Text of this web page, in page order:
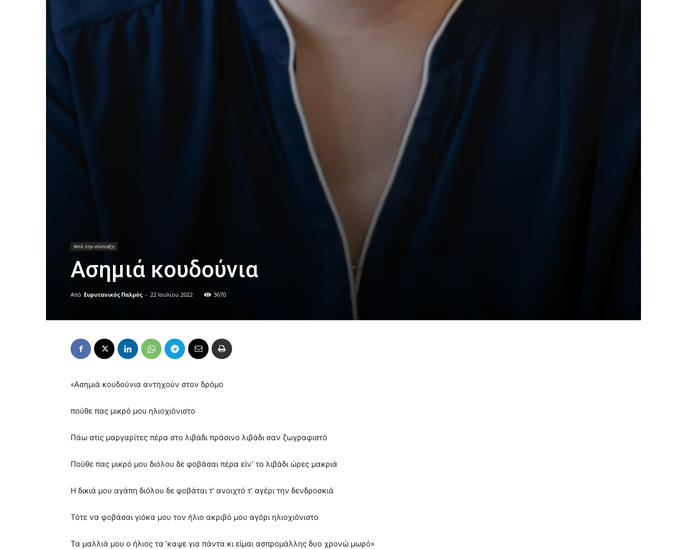
Από την σύνταξη
Ασημιά κουδούνια
Από Ευρυτανικός Παλμός - 22 Ιουλίου 2022 3670
«Ασημιά κουδούνια αντηχούν στον δρόμο
πούθε πας μικρό μου ηλιοχιόνιστο
Πάω στις μαργαρίτες πέρα στο λιβάδι πράσινο λιβάδι σαν ζωγραφιστό
Πούθε πας μικρό μου διόλου δε φοβάσαι πέρα είν’ το λιβάδι ώρες μακριά
Η δικιά μου αγάπη διόλου δε φοβάται τ’ ανοιχτό τ’ αγέρι την δενδροσκιά
Τότε να φοβάσαι γιόκα μου τον ήλιο ακριβό μου αγόρι ηλιοχιόνιστο
Τα μαλλιά μου ο ήλιος τα ’καψε για πάντα κι είμαι ασπρομάλλης δυο χρονώ μωρό»